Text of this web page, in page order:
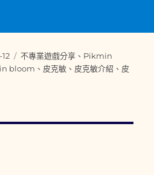
分
類
不專業遊戲分享 、 Pikmin
bloom 、 皮克敏 、 皮克敏介紹 、 皮